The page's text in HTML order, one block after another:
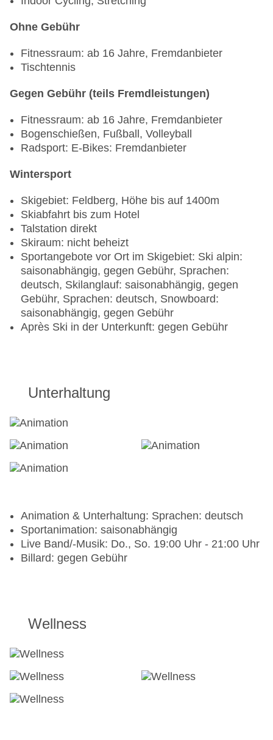
Teenclub: von 10 Jahre bis 15 Jahre,
Jugendanimation: von 11 Jahre bis 15 Jahre,
saisonabhängig, mehrmals pro Woche 10:00 Uhr
18:00 Uhr, Sprachen: deutsch
Ohne Gebühr
Fitnessraum: ab 16 Jahre, Fremdanbieter
Tischtennis
Gegen Gebühr (teils Fremdleistungen)
Fitnessraum: ab 16 Jahre, Fremdanbieter
Bogenschießen, Fußball, Volleyball
Radsport: E-Bikes: Fremdanbieter
Wintersport
Skigebiet: Feldberg, Höhe bis auf 1400m
Skiabfahrt bis zum Hotel
Talstation direkt
Skiraum: nicht beheizt
Sportangebote vor Ort im Skigebiet: Ski alpin:
saisonabhängig, gegen Gebühr, Sprachen:
deutsch, Skilanglauf: saisonabhängig, gegen
Gebühr, Sprachen: deutsch, Snowboard:
saisonabhängig, gegen Gebühr
Après Ski in der Unterkunft: gegen Gebühr
Unterhaltung
Animation & Unterhaltung: Sprachen: deutsch
Sportanimation: saisonabhängig
Live Band/-Musik: Do., So. 19:00 Uhr - 21:00 Uhr
Billard: gegen Gebühr
Wellness